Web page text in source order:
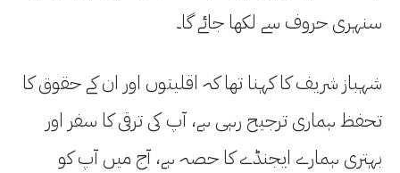
سنہری حروف سے لکھا جائے گا۔
شہباز شریف کا کہنا تھا کہ اقلیتوں اور ان کے حقوق کا
تحفظ ہماری ترجیح رہی ہے، آپ کی ترقی کا سفر اور
بہتری ہمارے ایجنڈے کا حصہ ہے، آج میں آپ کو